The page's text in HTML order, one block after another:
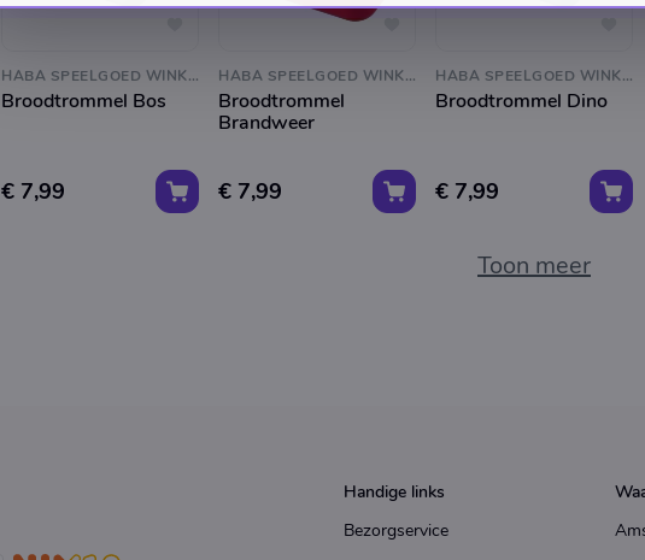
HABA SPEELGOED WINKEL
Broodtrommel Bos
€ 7,99
HABA SPEELGOED WINKEL
Broodtrommel
Brandweer
€ 7,99
HABA SPEELGOED WINKEL
Broodtrommel Dino
€ 7,99
Toon meer
Handige links
Bezorgservice